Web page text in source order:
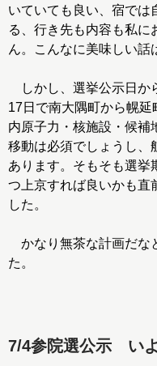
いていても良い、宿では
る、行き先も内容も私に
ん。こんなに美味しい話
しかし、選挙公示日か
17日で南大隅町から幌延
内原子力・核施設・候補
移動は必須でしょうし、
あります。そもそも選挙
つ上京すれば良いかも直
した。
かなり無茶な計画だな
た。
7/4参院選公示 い